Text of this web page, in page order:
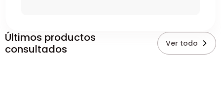
Últimos productos
consultados
Ver todo